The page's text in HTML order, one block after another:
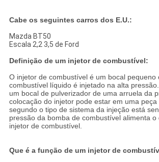
Cabe os seguintes carros dos E.U.:
Mazda BT50
Escala 2,2 3,5 de Ford
Definição de um injetor de combustível:
O injetor de combustível é um bocal pequeno
combustível líquido é injetado na alta
um bocal de pulverizador de uma arruela da
colocação do injetor pode estar em uma
segundo o tipo de sistema da injeção está
pressão da bomba de combustível alimenta
injetor de combustível.
Que é a função de um injetor de